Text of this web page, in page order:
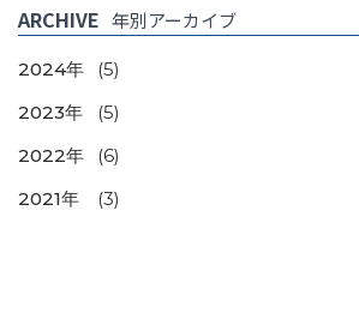
ARCHIVE 年別アーカイブ
2024年
(5)
2023年
(5)
2022年
(6)
2021年
(3)